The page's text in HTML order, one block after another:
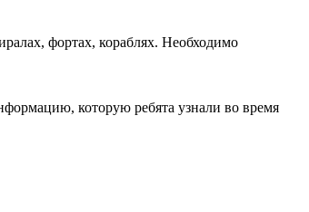
фортах, кораблях. Необходимо
которую ребята узнали во время